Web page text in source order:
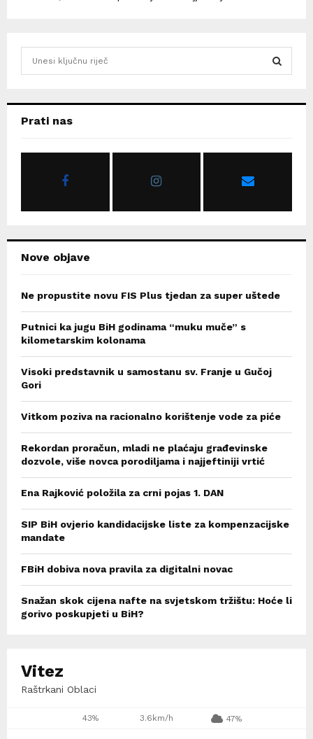
h
o
Prati nas
Nove objave
Ne propustite novu FIS Plus tjedan za super uštede
Putnici ka jugu BiH godinama “muku muče” s
kilometarskim kolonama
Visoki predstavnik u samostanu sv. Franje u Gučoj
Gori
Vitkom poziva na racionalno korištenje vode za piće
Rekordan proračun, mladi ne plaćaju građevinske
dozvole, više novca porodiljama i najjeftiniji vrtić
Ena Rajković položila za crni pojas 1. DAN
SIP BiH ovjerio kandidacijske liste za kompenzacijske
mandate
FBiH dobiva nova pravila za digitalni novac
Snažan skok cijena nafte na svjetskom tržištu: Hoće li
gorivo poskupjeti u BiH?
Vitez
Raštrkani Oblaci
43% 3.6km/h 47%